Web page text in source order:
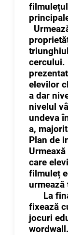
cercului.
elevilor
a dar
nivelul
undeva
a,
Plan de
care
filmuleț
urmează
La
fixează
jocuri
wordwall.